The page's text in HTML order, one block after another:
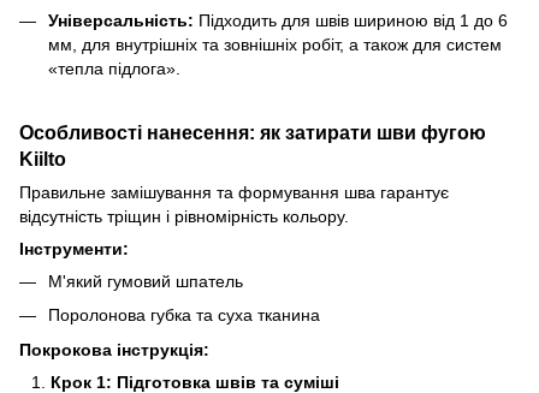
Універсальність: Підходить для швів шириною від 1 до 6
мм, для внутрішніх та зовнішніх робіт, а також для систем
«тепла підлога».
Особливості нанесення: як затирати шви фугою
Kiilto
Правильне замішування та формування шва гарантує
відсутність тріщин і рівномірність кольору.
Інструменти:
М'який гумовий шпатель
Поролонова губка та суха тканина
Покрокова інструкція:
Крок 1: Підготовка швів та суміші